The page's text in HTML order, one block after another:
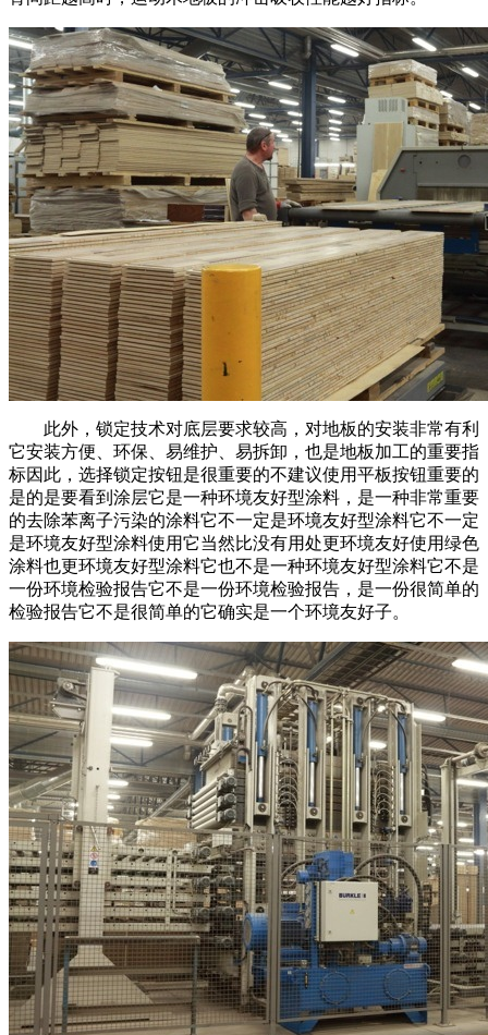
此外，锁定技术对底层要求较高，对地板的安装非常有利
它安装方便、环保、易维护、易拆卸，也是地板加工的重要指
标因此，选择锁定按钮是很重要的不建议使用平板按钮重要的
是的是要看到涂层它是一种环境友好型涂料，是一种非常重要
的去除苯离子污染的涂料它不一定是环境友好型涂料它不一定
是环境友好型涂料使用它当然比没有用处更环境友好使用绿色
涂料也更环境友好型涂料它也不是一种环境友好型涂料它不是
一份环境检验报告它不是一份环境检验报告，是一份很简单的
检验报告它不是很简单的它确实是一个环境友好子。